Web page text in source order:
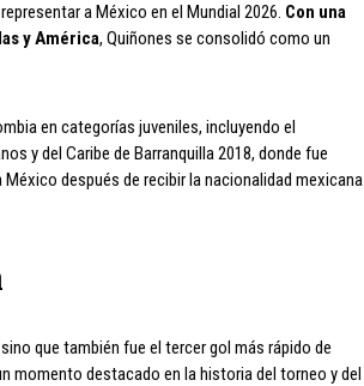
a México en el Mundial 2026. Con una
y América, Quiñones se consolidó como un
en categorías juveniles, incluyendo el
y del Caribe de Barranquilla 2018, donde fue
después de recibir la nacionalidad mexicana
que también fue el tercer gol más rápido de
momento destacado en la historia del torneo y del